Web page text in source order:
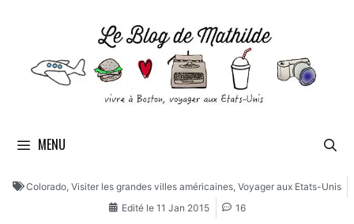
MENU
Colorado, Visiter les grandes villes américaines, Voyager aux Etats-Unis
Edité le 11 Jan 2015 16